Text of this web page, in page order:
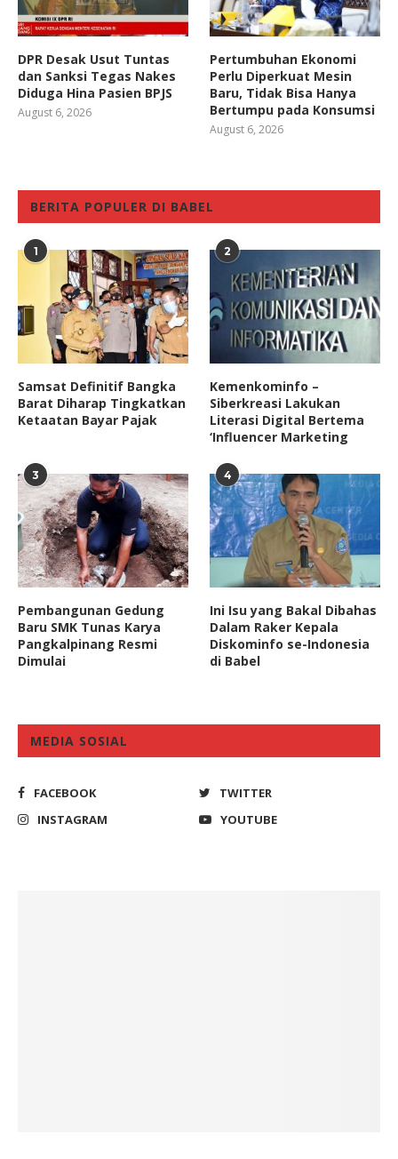
DPR Desak Usut Tuntas
dan Sanksi Tegas Nakes
Diduga Hina Pasien BPJS
August 6, 2026
Pertumbuhan Ekonomi
Perlu Diperkuat Mesin
Baru, Tidak Bisa Hanya
Bertumpu pada Konsumsi
August 6, 2026
BERITA POPULER DI BABEL
1
Samsat Definitif Bangka
Barat Diharap Tingkatkan
Ketaatan Bayar Pajak
2
Kemenkominfo –
Siberkreasi Lakukan
Literasi Digital Bertema
‘Influencer Marketing
3
Pembangunan Gedung
Baru SMK Tunas Karya
Pangkalpinang Resmi
Dimulai
4
Ini Isu yang Bakal Dibahas
Dalam Raker Kepala
Diskominfo se-Indonesia
di Babel
MEDIA SOSIAL
FACEBOOK
TWITTER
INSTAGRAM
YOUTUBE